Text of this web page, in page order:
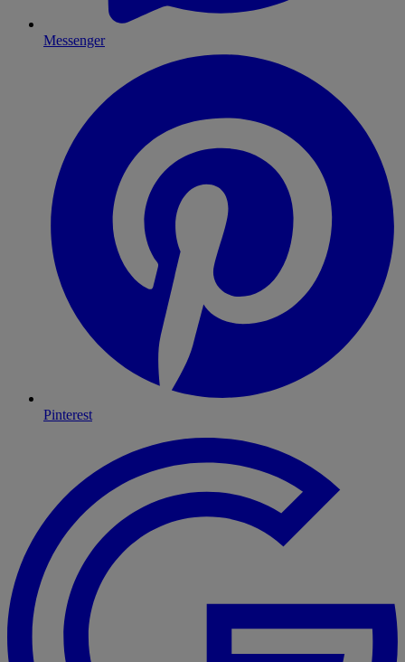
Messenger
Pinterest